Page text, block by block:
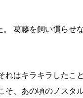
葛藤を飼い慣らせ
はキラキラしたこ
そ、あの頃のノスタ